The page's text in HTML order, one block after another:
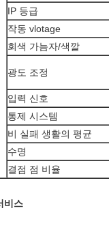
IP 등급
작동 vlotage
회색 가늠자/색깔
광도 조정
입력 신호
통제 시스템
비 실패 생활의 평균
수명
결점 점 비율
비스